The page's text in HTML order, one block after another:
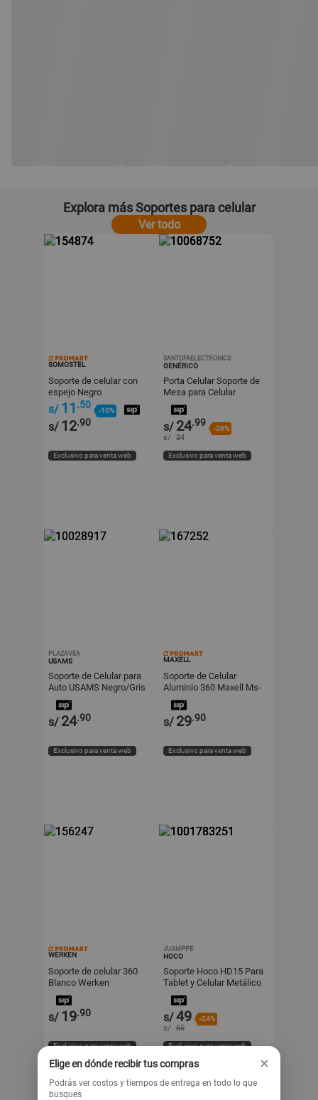
Explora más Soportes para celular
Ver todo
SOMOSTEL
Soporte de celular con
espejo Negro
s/ 11 .50
-10%
s/ 12.90
Exclusivo para venta web
SANTOFAELECTRONICS
GENÉRICO
Porta Celular Soporte de
Mesa para Celular
Expandible 38 cm
s/ 24.99
-26%
s/ 34
Exclusivo para venta web
PLAZAVEA
USAMS
Soporte de Celular para
Auto USAMS Negro/Gris
s/ 24.90
Exclusivo para venta web
MAXELL
Soporte de Celular
Aluminio 360 Maxell Ms-
s/ 29.90
Exclusivo para venta web
WERKEN
Soporte de celular 360
Blanco Werken
s/ 19.90
Exclusivo para venta web
JUAMPPE
HOCO
Soporte Hoco HD15 Para
Tablet y Celular Metálico
Ajustable Plegable
s/49 -24%
s/ 65
Exclusivo para venta web
Elige en dónde recibir tus compras ×
Podrás ver costos y tiempos de entrega en todo lo que
busques